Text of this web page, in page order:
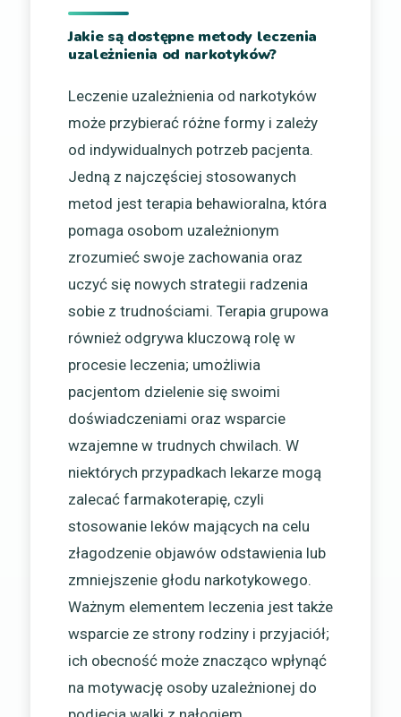
Jakie są dostępne metody leczenia
uzależnienia od narkotyków?
Leczenie uzależnienia od narkotyków
może przybierać różne formy i zależy
od indywidualnych potrzeb pacjenta.
Jedną z najczęściej stosowanych
metod jest terapia behawioralna, która
pomaga osobom uzależnionym
zrozumieć swoje zachowania oraz
uczyć się nowych strategii radzenia
sobie z trudnościami. Terapia grupowa
również odgrywa kluczową rolę w
procesie leczenia; umożliwia
pacjentom dzielenie się swoimi
doświadczeniami oraz wsparcie
wzajemne w trudnych chwilach. W
niektórych przypadkach lekarze mogą
zalecać farmakoterapię, czyli
stosowanie leków mających na celu
złagodzenie objawów odstawienia lub
zmniejszenie głodu narkotykowego.
Ważnym elementem leczenia jest także
wsparcie ze strony rodziny i przyjaciół;
ich obecność może znacząco wpłynąć
na motywację osoby uzależnionej do